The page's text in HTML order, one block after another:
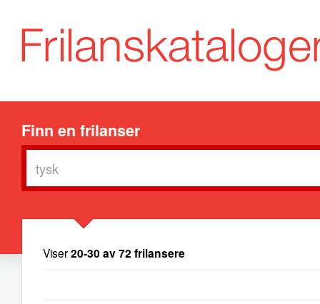
Finn en frilanser
Viser20-30 av 72 frilansere